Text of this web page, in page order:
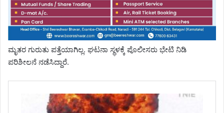
ಮೃತರ ಗುರುತು ಪತ್ತೆಯಾಗಿಲ್ಲ. ಘಟನಾ ಸ್ಥಳಕ್ಕೆ ಪೊಲೀಸರು ಭೇಟಿ ನಿಡಿ
ಪರಿಶೀಲನೆ ನಡೆಸಿದ್ದಾರೆ.